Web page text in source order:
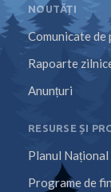
NOUTĂȚI
Comunicate de
Rapoarte
Anunțuri
RESURSE ȘI
Planul
Programe de